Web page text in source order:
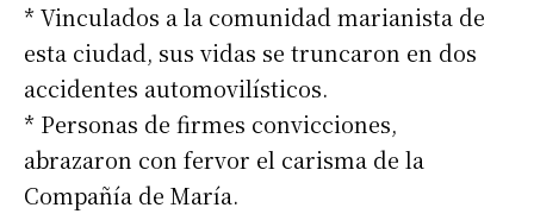
* Vinculados a la comunidad marianista de
esta ciudad, sus vidas se truncaron en dos
accidentes automovilísticos.
* Personas de firmes convicciones,
abrazaron con fervor el carisma de la
Compañía de María.